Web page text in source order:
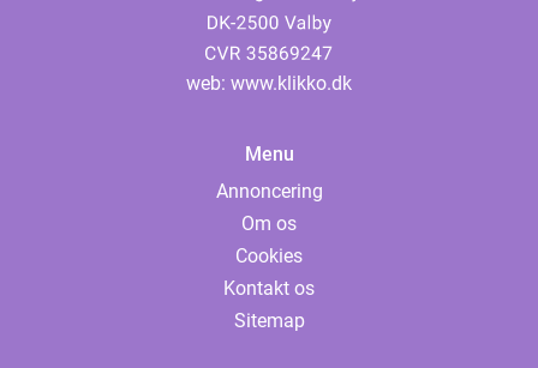
web: www.klikko.dk
Menu
Annoncering
Om os
Cookies
Kontakt os
Sitemap